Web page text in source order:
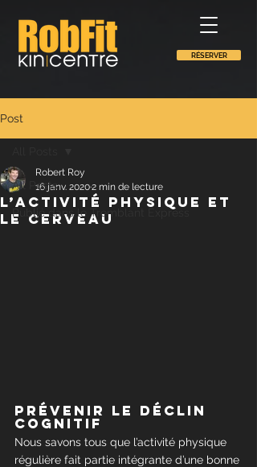
RÉSERVER
Post
All Posts
Publié dans le Tremblant Express
L’activité physique et
le cerveau
Robert Roy
16 janv. 20202 min de lecture
Prévenir le déclin
cognitif
Nous savons tous que l’activité physique
régulière fait partie intégrante d’une bonne